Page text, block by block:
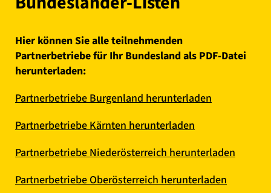
Hier können Sie alle teilnehmenden
Partnerbetriebe für Ihr Bundesland als PDF-Datei
herunterladen:
Partnerbetriebe Burgenland herunterladen
Partnerbetriebe Kärnten herunterladen
Partnerbetriebe Niederösterreich herunterladen
Partnerbetriebe Oberösterreich herunterladen